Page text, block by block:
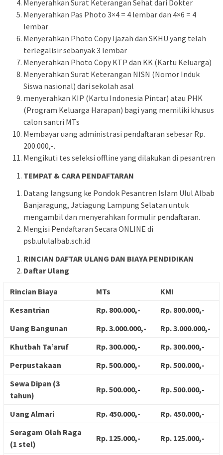
Menyerahkan Surat Keterangan Sehat dari Dokter
Menyerahkan Pas Photo 3×4 = 4 lembar dan 4×6 = 4
lembar
Menyerahkan Photo Copy Ijazah dan SKHU yang telah
terlegalisir sebanyak 3 lembar
Menyerahkan Photo Copy KTP dan KK (Kartu Keluarga)
Menyerahkan Surat Keterangan NISN (Nomor Induk
Siswa nasional) dari sekolah asal
menyerahkan KIP (Kartu Indonesia Pintar) atau PHK
(Program Keluarga Harapan) bagi yang memiliki khusus
calon santri MTs
Membayar uang administrasi pendaftaran sebesar Rp.
200.000,-.
Mengikuti tes seleksi offline yang dilakukan di pesantren
TEMPAT & CARA PENDAFTARAN
Datang langsung ke Pondok Pesantren Islam Ulul Albab
Banjaragung, Jatiagung Lampung Selatan untuk
mengambil dan menyerahkan formulir pendaftaran.
Mengisi Pendaftaran Secara ONLINE di
psb.ululalbab.sch.id
RINCIAN DAFTAR ULANG DAN BIAYA PENDIDIKAN
Daftar Ulang
Rincian Biaya MTs
KMI
Kesantrian
Rp. 800.000,-
Rp. 800.000,-
Uang Bangunan
Rp. 3.000.000,-
Rp. 3.000.000,-
Khutbah Ta’aruf
Rp. 300.000,-
Rp. 300.000,-
Perpustakaan
Rp. 500.000,-
Rp. 500.000,-
Sewa Dipan (3
tahun)
Rp. 500.000,- Rp. 500.000,-
Uang Almari Rp. 450.000,-
Rp. 450.000,-
Seragam Olah Raga
(1 stel)
Rp. 125.000,- Rp. 125.000,-